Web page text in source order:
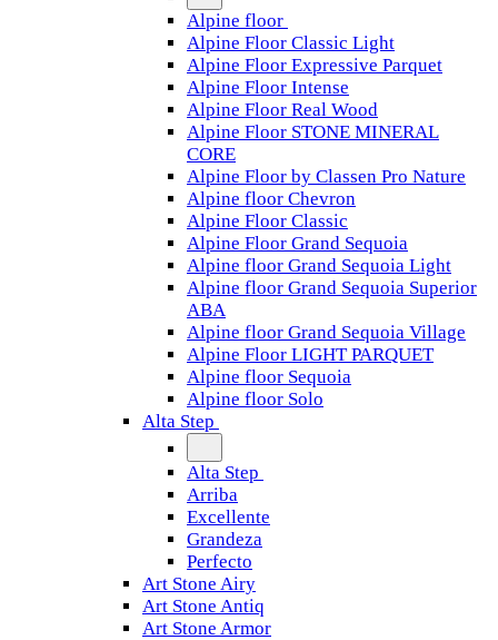
Alpine floor
Alpine Floor Classic Light
Alpine Floor Expressive Parquet
Alpine Floor Intense
Alpine Floor Real Wood
Alpine Floor STONE MINERAL
CORE
Alpine Floor by Classen Pro Nature
Alpine floor Chevron
Alpine Floor Classic
Alpine Floor Grand Sequoia
Alpine floor Grand Sequoia Light
Alpine floor Grand Sequoia Superior
ABA
Alpine floor Grand Sequoia Village
Alpine Floor LIGHT PARQUET
Alpine floor Sequoia
Alpine floor Solo
Alta Step
Alta Step
Arriba
Excellente
Grandeza
Perfecto
Art Stone Airy
Art Stone Antiq
Art Stone Armor